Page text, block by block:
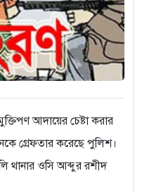
আদায়ের চেষ্টা করার
গ্রেফতার করেছে পুলিশ।
থানার ওসি আব্দুর রশীদ